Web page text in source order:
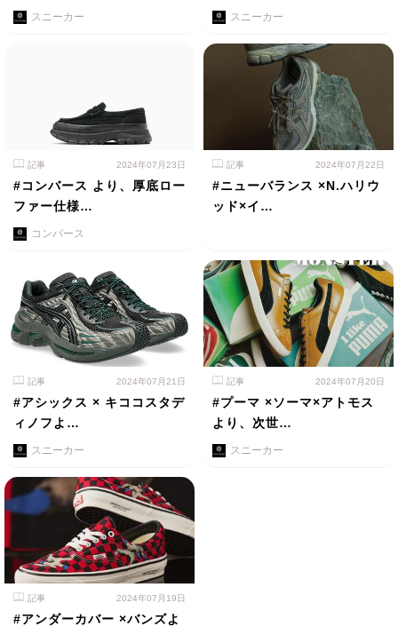
スニーカー スニーカー
記事 2024年07月23日
#コンバース より、厚底ロー
ファー仕様…
コンバース
記事 2024年07月22日
#ニューバランス ×N.ハリウ
ッド×イ…
記事 2024年07月21日
#アシックス × キココスタデ
ィノフよ…
スニーカー
記事 2024年07月20日
#プーマ ×ソーマ×アトモス
より、次世…
スニーカー
記事 2024年07月19日
#アンダーカバー ×バンズよ